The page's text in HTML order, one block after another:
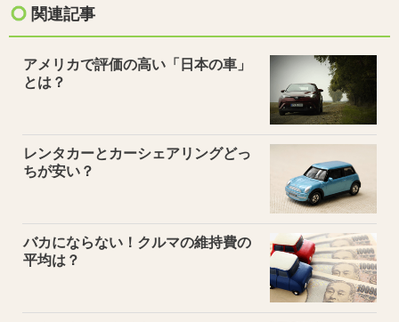
関連記事
アメリカで評価の高い「日本の車」
とは？
レンタカーとカーシェアリングどっ
ちが安い？
バカにならない！クルマの維持費の
平均は？